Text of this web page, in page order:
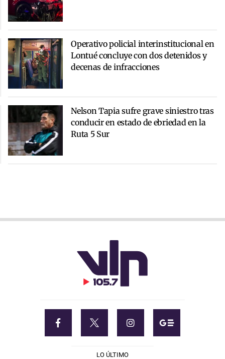
Operativo policial interinstitucional en
Lontué concluye con dos detenidos y
decenas de infracciones
Nelson Tapia sufre grave siniestro tras
conducir en estado de ebriedad en la
Ruta 5 Sur
LO ÚLTIMO